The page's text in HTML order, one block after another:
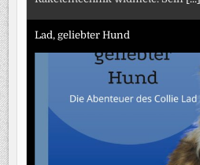
Lad, geliebter Hund